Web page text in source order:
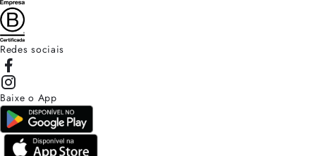
Redes sociais
Baixe o App